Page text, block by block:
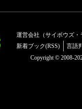
運営会社（サイボウズ・
新着ブック(RSS)
言語
Copyright © 2008-